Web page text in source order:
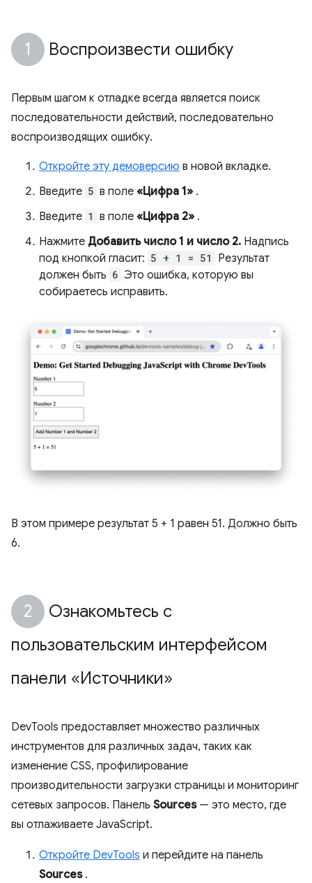
Воспроизвести ошибку
Первым шагом к отладке всегда является поиск
последовательности действий, последовательно
воспроизводящих ошибку.
Откройте эту демоверсию в новой вкладке.
Введите 5 в поле «Цифра 1» .
Введите 1 в поле «Цифра 2» .
Нажмите Добавить число 1 и число 2. Надпись
под кнопкой гласит: 5 + 1 = 51
Результат
должен быть 6 Это ошибка, которую вы
собираетесь исправить.
В этом примере результат 5 + 1 равен 51. Должно быть
6.
Ознакомьтесь с
пользовательским интерфейсом
панели «Источники»
DevTools предоставляет множество различных
инструментов для различных задач, таких как
изменение CSS, профилирование
производительности загрузки страницы и мониторинг
сетевых запросов. Панель Sources— это место, где
вы отлаживаете JavaScript.
Откройте DevTools и перейдите на панель
Sources.